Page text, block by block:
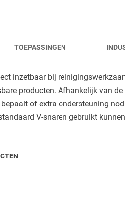
TOEPASSINGEN
inzetbaar bij
producten. Afhankelijk van
of extra ondersteuning
V-snaren gebruikt